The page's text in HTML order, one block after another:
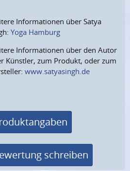
Laustärke
stoppen
Informationen über Satya
Yoga Hamburg
Informationen über den Autor
Künstler, zum Produkt, oder zum
www.satyasingh.de
schreiben